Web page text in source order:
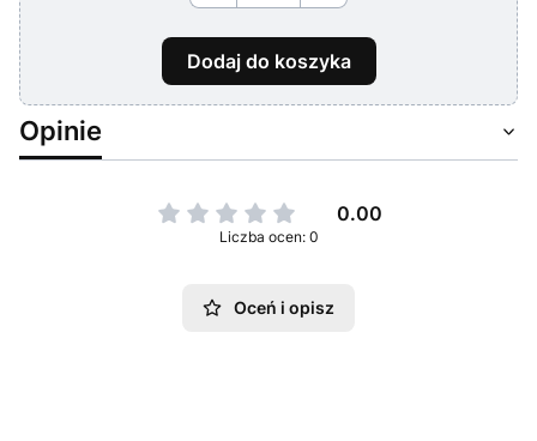
Dodaj do koszyka
Opinie
0.00
Liczba ocen: 0
Oceń i opisz